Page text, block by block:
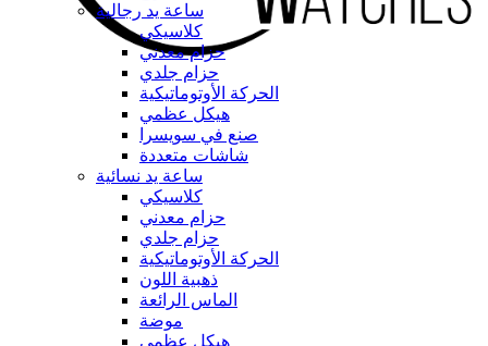
ساعة يد رجالية
كلاسيكي
حزام معدني
حزام جلدي
الحركة الأوتوماتيكية
هيكل عظمي
صنع في سويسرا
شاشات متعددة
ساعة يد نسائية
كلاسيكي
حزام معدني
حزام جلدي
الحركة الأوتوماتيكية
ذهبية اللون
الماس الرائعة
موضة
هيكل عظمي